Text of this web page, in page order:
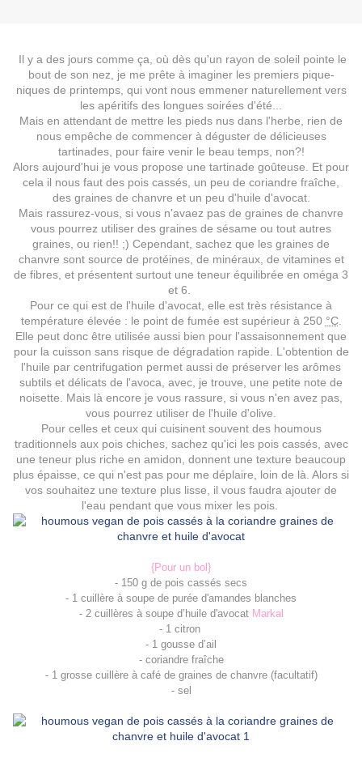
Il y a des jours comme ça, où dès qu'un rayon de soleil pointe le
bout de son nez, je me prête à imaginer les premiers pique-
niques de printemps, qui vont nous emmener naturellement vers
les apéritifs des longues soirées d'été...
Mais en attendant de mettre les pieds nus dans l'herbe, rien de
nous empêche de commencer à déguster de délicieuses
tartinades, pour faire venir le beau temps, non?!
Alors aujourd'hui je vous propose une tartinade goûteuse. Et pour
cela il nous faut des pois cassés, un peu de coriandre fraîche,
des graines de chanvre et un peu d'huile d'avocat.
Mais rassurez-vous, si vous n'avaez pas de graines de chanvre
vous pourrez utiliser des graines de sésame ou tout autres
graines, ou rien!! ;) Cependant, sachez que les graines de
chanvre sont source de protéines, de minéraux, de vitamines et
de fibres, et présentent surtout une teneur équilibrée en oméga 3
et 6.
Pour ce qui est de l'huile d'avocat, elle est très résistance à
température élevée : le point de fumée est supérieur à 250 °C.
Elle peut donc être utilisée aussi bien pour l'assaisonnement que
pour la cuisson sans risque de dégradation rapide. L'obtention de
l'huile par centrifugation permet aussi de préserver les arômes
subtils et délicats de l'avoca, avec, je trouve, une petite note de
noisette. Mais là encore je vous rassure, si vous n'en avez pas,
vous pourrez utiliser de l'huile d'olive.
Pour celles et ceux qui cuisinent souvent des houmous
traditionnels aux pois chiches, sachez qu'ici les pois cassés, avec
une teneur plus riche en amidon, donnent une texture beaucoup
plus épaisse, ce qui n'est pas pour me déplaire, loin de là. Alors si
vos souhaitez une texture plus lisse, il vous faudra ajouter de
l'eau pendant que vous mixer les pois.
{Pour un bol}
- 150 g de pois cassés secs
- 1 cuillère à soupe de purée d'amandes blanches
- 2 cuillères à soupe d’huile d'avocat Markal
- 1 citron
- 1 gousse d’ail
- coriandre fraîche
- 1 grosse cuillère à café de graines de chanvre (facultatif)
- sel